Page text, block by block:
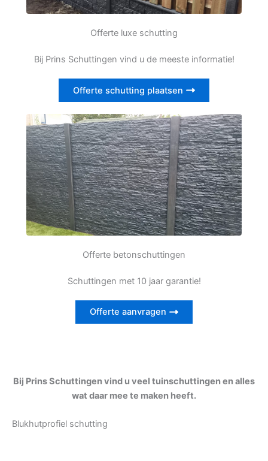
Offerte luxe schutting
Bij Prins Schuttingen vind u de meeste informatie!
Offerte schutting plaatsen
Offerte betonschuttingen
Schuttingen met 10 jaar garantie!
Offerte aanvragen
Bij Prins Schuttingen vind u veel tuinschuttingen en alles
wat daar mee te maken heeft.
Blukhutprofiel schutting